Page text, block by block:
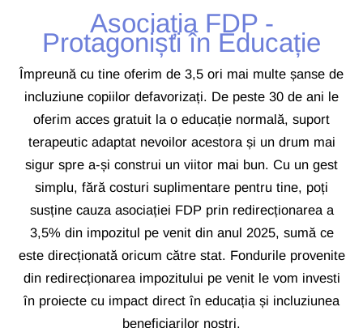
Asociația FDP -
Protagoniști în Educație
Împreună cu tine oferim de 3,5 ori mai multe șanse de
incluziune copiilor defavorizați. De peste 30 de ani le
oferim acces gratuit la o educație normală, suport
terapeutic adaptat nevoilor acestora și un drum mai
sigur spre a-și construi un viitor mai bun. Cu un gest
simplu, fără costuri suplimentare pentru tine, poți
susține cauza asociației FDP prin redirecționarea a
3,5% din impozitul pe venit din anul 2025, sumă ce
este direcționată oricum către stat. Fondurile provenite
din redirecționarea impozitului pe venit le vom investi
în proiecte cu impact direct în educația și incluziunea
beneficiarilor noștri.